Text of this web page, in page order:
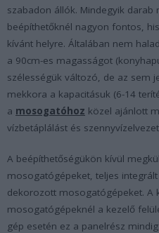
szabadon állók. Mindegyik
beépíthetőknél nagyon fontos,
kívánt helyre. Általában nem
a 90cm-es magasságot
szélességük változó, de az sem
mekkora a kapacitásuk (6-14
a mosogatóhoz közel ajánlott
vízbetáplálást és
A beépíthetőségükön kívül
mosogatógépeket, teljes
dekorozott mosogatógépeket. A
mosogatógépeknél a kezelő
gép esetén ez a panelrész